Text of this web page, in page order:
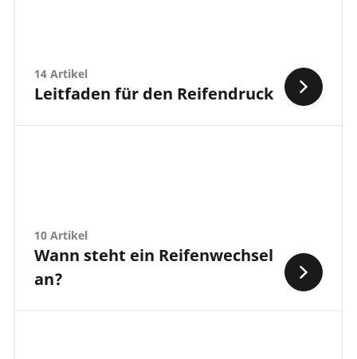
14 Artikel
Leitfaden für den Reifendruck
10 Artikel
Wann steht ein Reifenwechsel
an?